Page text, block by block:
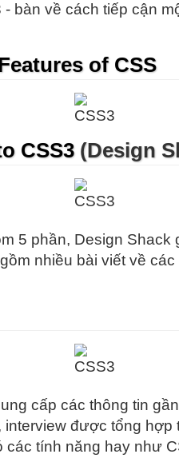
bàn về cách tiếp cận
of CSS
CSS3(Design
5 phần, Design
nhiều bài viết về
cấp các thông tin
interview được tổng hợp
các tính năng hay như